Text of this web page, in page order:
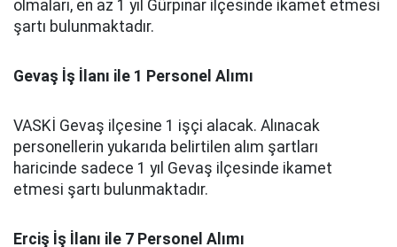
olmaları, en az 1 yıl Gürpınar ilçesinde ikamet etmesi
şartı bulunmaktadır.
Gevaş İş İlanı ile 1 Personel Alımı
VASKİ Gevaş ilçesine 1 işçi alacak. Alınacak
personellerin yukarıda belirtilen alım şartları
haricinde sadece 1 yıl Gevaş ilçesinde ikamet
etmesi şartı bulunmaktadır.
Erciş İş İlanı ile 7 Personel Alımı